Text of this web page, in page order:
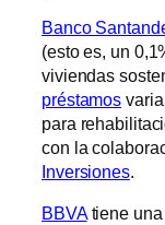
Banco
(esto es, un
viviendas
préstamos
para
con la
Inversiones.
BBVAtiene una